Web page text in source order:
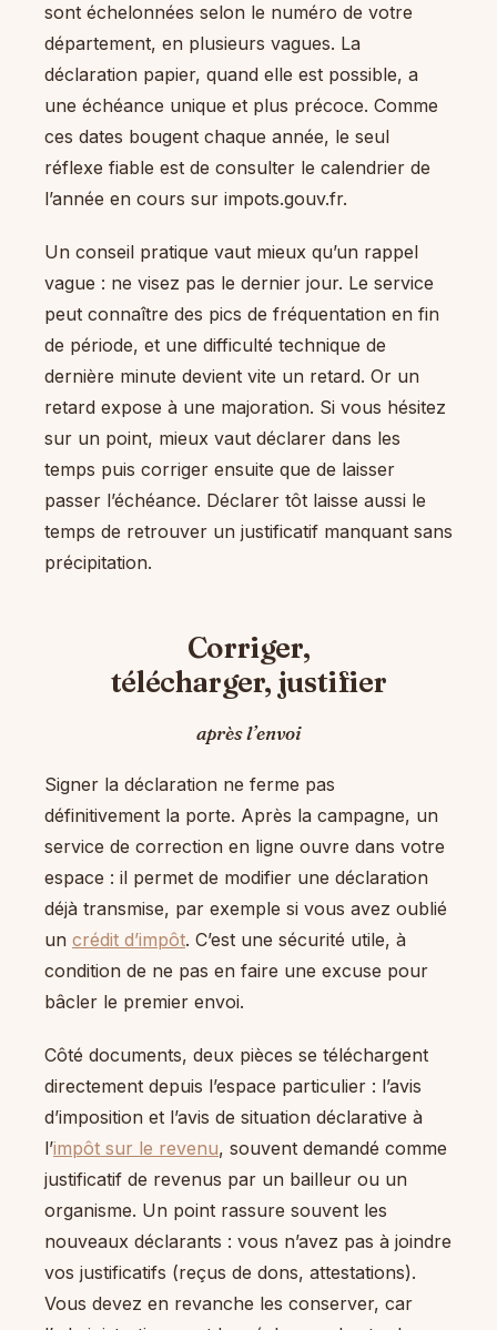
sont échelonnées selon le numéro de votre
département, en plusieurs vagues. La
déclaration papier, quand elle est possible, a
une échéance unique et plus précoce. Comme
ces dates bougent chaque année, le seul
réflexe fiable est de consulter le calendrier de
l’année en cours sur impots.gouv.fr.
Un conseil pratique vaut mieux qu’un rappel
vague : ne visez pas le dernier jour. Le service
peut connaître des pics de fréquentation en fin
de période, et une difficulté technique de
dernière minute devient vite un retard. Or un
retard expose à une majoration. Si vous hésitez
sur un point, mieux vaut déclarer dans les
temps puis corriger ensuite que de laisser
passer l’échéance. Déclarer tôt laisse aussi le
temps de retrouver un justificatif manquant sans
précipitation.
Corriger,
télécharger, justifier
après l’envoi
Signer la déclaration ne ferme pas
définitivement la porte. Après la campagne, un
service de correction en ligne ouvre dans votre
espace : il permet de modifier une déclaration
déjà transmise, par exemple si vous avez oublié
un crédit d’impôt. C’est une sécurité utile, à
condition de ne pas en faire une excuse pour
bâcler le premier envoi.
Côté documents, deux pièces se téléchargent
directement depuis l’espace particulier : l’avis
d’imposition et l’avis de situation déclarative à
l’impôt sur le revenu, souvent demandé comme
justificatif de revenus par un bailleur ou un
organisme. Un point rassure souvent les
nouveaux déclarants : vous n’avez pas à joindre
vos justificatifs (reçus de dons, attestations).
Vous devez en revanche les conserver, car